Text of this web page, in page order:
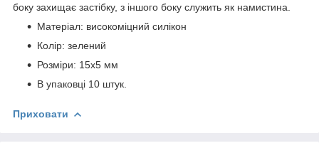
боку захищає застібку, з іншого боку служить як намистина.
Матеріал: високоміцний силікон
Колір: зелений
Розміри: 15х5 мм
В упаковці 10 штук.
Приховати